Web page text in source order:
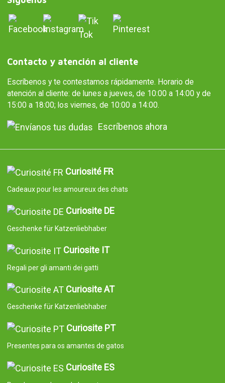
Contacto y atención al cliente
Escríbenos y te contestamos rápidamente. Horario de
atención al cliente: de lunes a jueves, de 10:00 a 14:00 y de
15:00 a 18:00; los viernes, de 10:00 a 14:00.
Escríbenos ahora
Curiosité FR
Cadeaux pour les amoureux des chats
Curiosite DE
Geschenke für Katzenliebhaber
Curiosite IT
Regali per gli amanti dei gatti
Curiosite AT
Geschenke für Katzenliebhaber
Curiosite PT
Presentes para os amantes de gatos
Curiosite ES